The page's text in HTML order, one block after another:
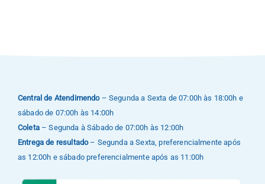
Central de Atendimendo– Segunda a Sexta de 07:00h às 18:00h e
sábado de 07:00h às 14:00h
Coleta– Segunda à Sábado de 07:00h às 12:00h
Entrega de resultado– Segunda a Sexta, preferencialmente após
as 12:00h e sábado preferencialmente após as 11:00h